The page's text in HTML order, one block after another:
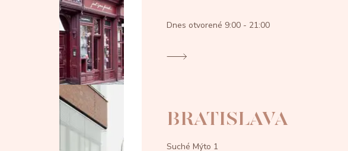
Dnes otvorené 9:00 - 21:00
BRATISLAVA
Suché Mýto 1